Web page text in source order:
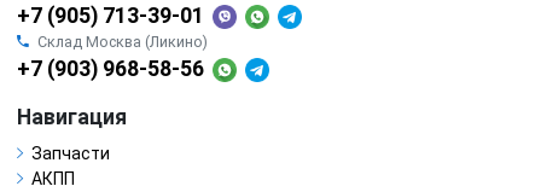
+7 (905) 713-39-01
Склад Москва (Ликино)
+7 (903) 968-58-56
Навигация
Запчасти
АКПП